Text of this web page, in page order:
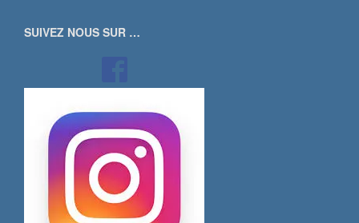
SUIVEZ NOUS SUR …